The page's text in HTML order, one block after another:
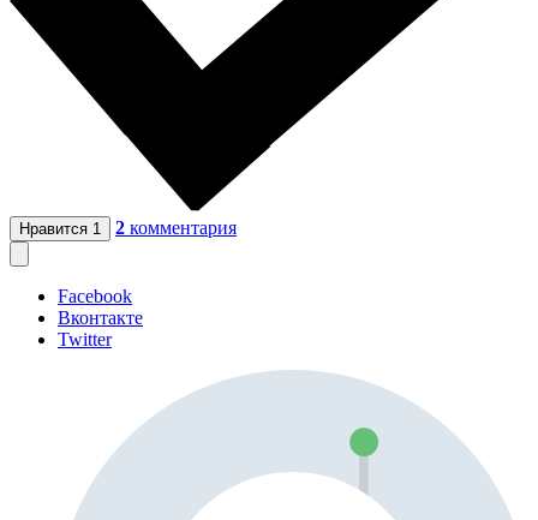
Нравится 1 2 комментария
Facebook
Вконтакте
Twitter